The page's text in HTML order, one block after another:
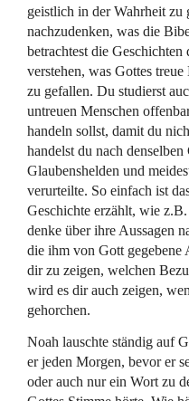
geistlich in der Wahrheit zu
nachzudenken, was die
betrachtest die
verstehen, was Gottes
zu gefallen. Du studierst
untreuen Menschen
handeln sollst, damit du
handelst du nach
Glaubenshelden und
verurteilte. So einfach ist
Geschichte erzählt, wie
denke über ihre Aussagen
die ihm von Gott
dir zu zeigen, welchen
wird es dir auch zeigen,
gehorchen.
Noah lauschte ständig auf
er jeden Morgen, bevor er
oder auch nur ein Wort zu